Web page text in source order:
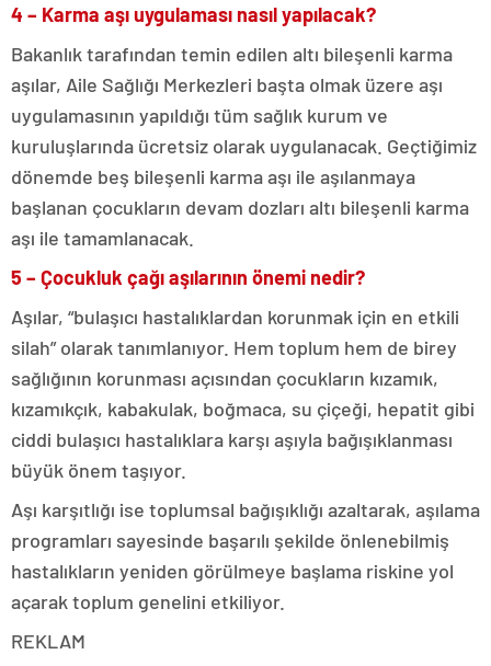
4 – Karma aşı uygulaması nasıl yapılacak?
Bakanlık tarafından temin edilen altı bileşenli karma
aşılar, Aile Sağlığı Merkezleri başta olmak üzere aşı
uygulamasının yapıldığı tüm sağlık kurum ve
kuruluşlarında ücretsiz olarak uygulanacak. Geçtiğimiz
dönemde beş bileşenli karma aşı ile aşılanmaya
başlanan çocukların devam dozları altı bileşenli karma
aşı ile tamamlanacak.
5 – Çocukluk çağı aşılarının önemi nedir?
Aşılar, “bulaşıcı hastalıklardan korunmak için en etkili
silah” olarak tanımlanıyor. Hem toplum hem de birey
sağlığının korunması açısından çocukların kızamık,
kızamıkçık, kabakulak, boğmaca, su çiçeği, hepatit gibi
ciddi bulaşıcı hastalıklara karşı aşıyla bağışıklanması
büyük önem taşıyor.
Aşı karşıtlığı ise toplumsal bağışıklığı azaltarak, aşılama
programları sayesinde başarılı şekilde önlenebilmiş
hastalıkların yeniden görülmeye başlama riskine yol
açarak toplum genelini etkiliyor.
REKLAM